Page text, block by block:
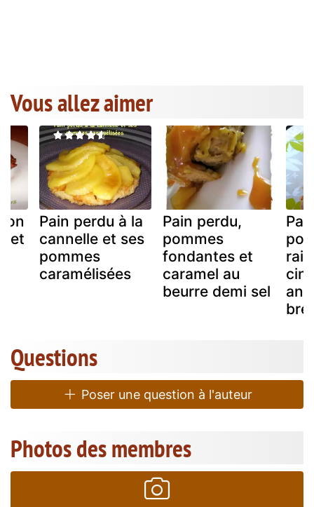
Vous allez aimer
et
Pain perdu à la
cannelle et ses
pommes
caramélisées
Pain perdu,
pommes
fondantes et
caramel au
beurre demi sel
Questions
Poser une question à l'auteur
Photos des membres